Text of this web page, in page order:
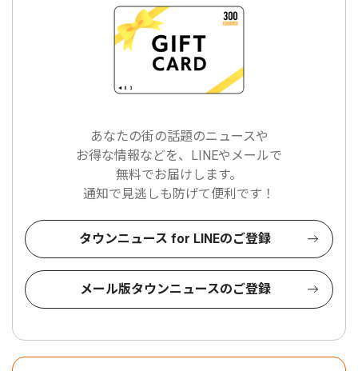
あなたの街の話題のニュースや
お得な情報などを、LINEやメールで
無料でお届けします。
通知で見逃しも防げて便利です！
タウンニュース for LINEのご登録
メール版タウンニュースのご登録